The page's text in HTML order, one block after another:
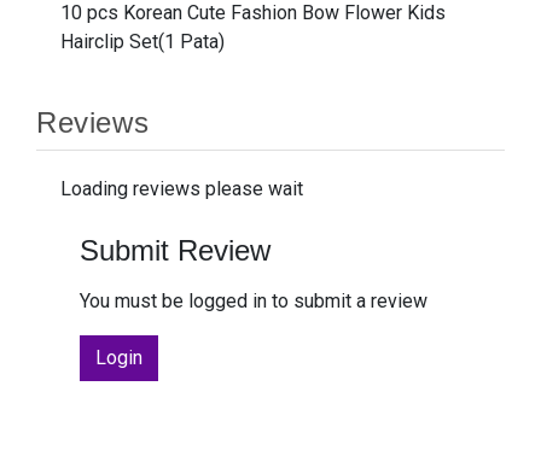
10 pcs Korean Cute Fashion Bow Flower Kids
Hairclip Set(1 Pata)
Reviews
Loading reviews please wait
Submit Review
You must be logged in to submit a review
Login